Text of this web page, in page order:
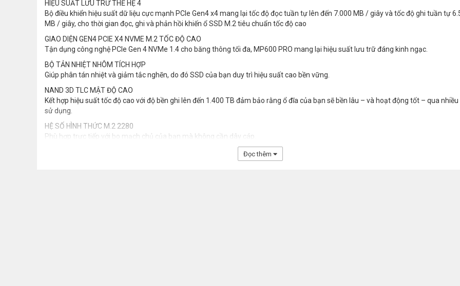
HIỆU SUẤT LƯU TRỮ THẾ HỆ 4
Bộ điều khiển hiệu suất dữ liệu cực mạnh PCIe Gen4 x4 mang lại tốc độ đọc tuần tự lên đến 7.000 MB / giây và tốc độ ghi tuần tự
MB / giây, cho thời gian đọc, ghi và phản hồi khiến ổ SSD M.2 tiêu chuẩn tốc độ cao
GIAO DIỆN GEN4 PCIE X4 NVME M.2 TỐC ĐỘ CAO
Tận dụng công nghệ PCIe Gen 4 NVMe 1.4 cho băng thông tối đa, MP600 PRO mang lại hiệu suất lưu trữ đáng kinh ngạc.
BỘ TẢN NHIỆT NHÔM TÍCH HỢP
Giúp phân tán nhiệt và giảm tắc nghẽn, do đó SSD của bạn duy trì hiệu suất cao bền vững.
NAND 3D TLC MẬT ĐỘ CAO
Kết hợp hiệu suất tốc độ cao với độ bền ghi lên đến 1.400 TB đảm bảo rằng ổ đĩa của bạn sẽ bền lâu – và hoạt động tốt – qua
sử dụng.
HỆ SỐ HÌNH THỨC M.2 2280
Phù hợp trực tiếp với bo mạch chủ của bạn mà không cần dây cáp.
Đọc thêm